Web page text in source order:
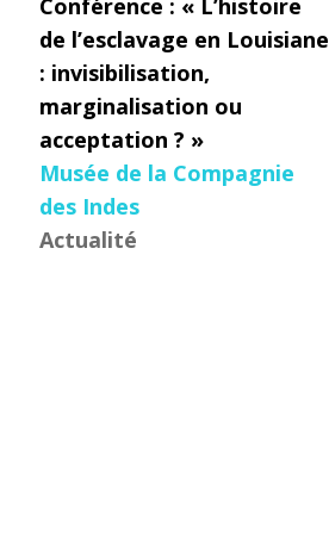
Conférence : « L’histoire
de l’esclavage en Louisiane
: invisibilisation,
marginalisation ou
acceptation ? »
Musée de la Compagnie
des Indes
Actualité